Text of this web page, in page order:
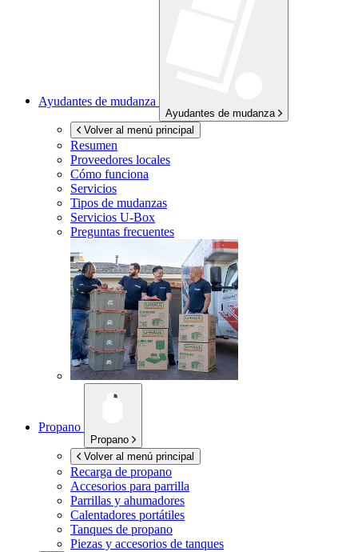
Ayudantes de mudanza
Ayudantes de mudanza
Volver al menú principal
Resumen
Proveedores locales
Cómo funciona
Servicios
Tipos de mudanzas
Servicios U-Box
Preguntas frecuentes
Propano
Propano
Volver al menú principal
Recarga de propano
Accesorios para parrilla
Parrillas y ahumadores
Calentadores portátiles
Tanques de propano
Piezas y accesorios de tanques